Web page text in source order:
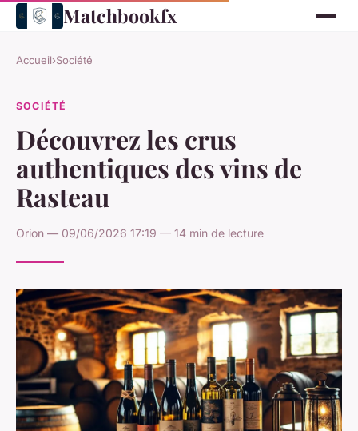
Matchbookfx
Accueil›Société
SOCIÉTÉ
Découvrez les crus
authentiques des vins de
Rasteau
Orion — 09/06/2026 17:19 — 14 min de lecture